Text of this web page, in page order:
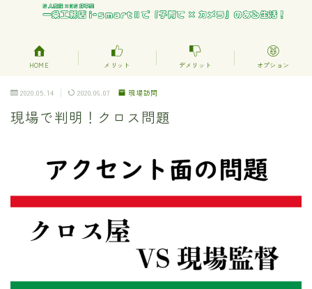
HOME メリット デメリット オプション
2020.05.14 2020.06.07 現場訪問
現場で判明！クロス問題